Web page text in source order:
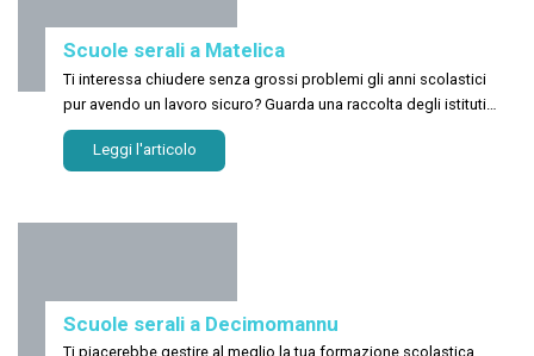
Scuole serali a Matelica
Ti interessa chiudere senza grossi problemi gli anni scolastici
pur avendo un lavoro sicuro? Guarda una raccolta degli istituti
scolastici a Matelica!
Leggi l'articolo
Scuole serali a Decimomannu
Ti piacerebbe gestire al meglio la tua formazione scolastica